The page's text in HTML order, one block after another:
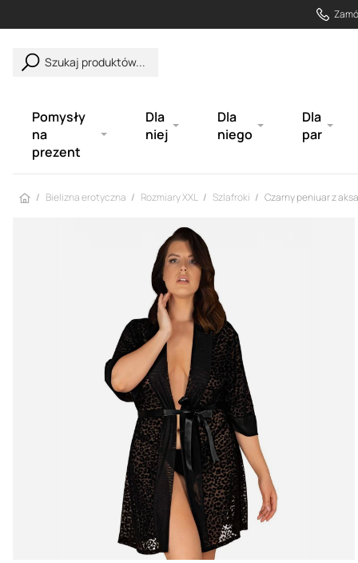
Szukaj produktów...
Pomysły
na
prezent
Dla
niej
Dla
niego
Dla
par
Strona główna
Bielizna erotyczna Rozmiary XXL Szlafroki Czarny peniuar z